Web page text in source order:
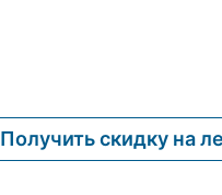
Получить скидку на